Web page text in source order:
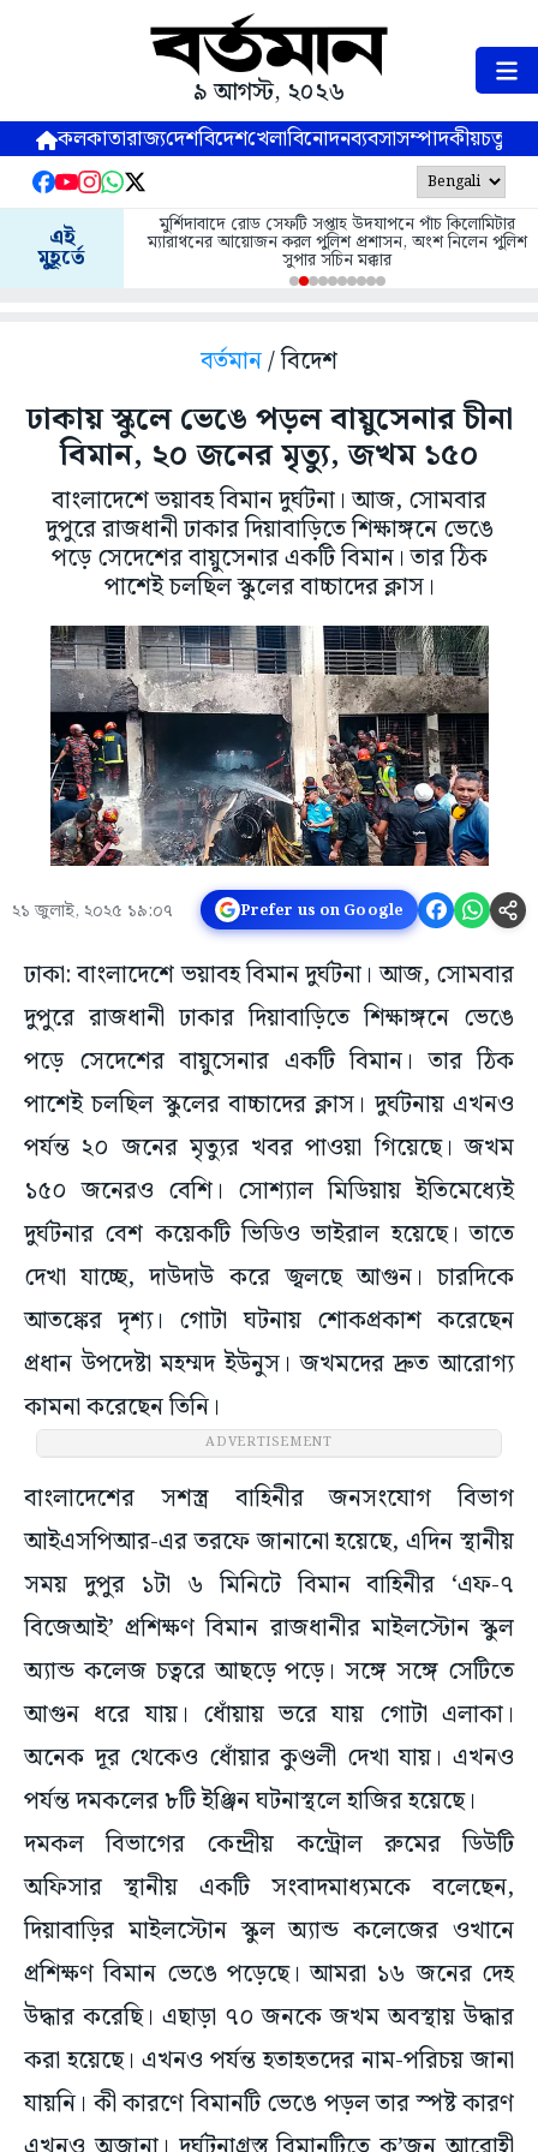
৯ আগস্ট, ২০২৬
কলকাতারাজ্যদেশবিদেশখেলাবিনোদনব্যবসাসম্পাদকীয়
এই
মুহূর্তে
মুর্শিদাবাদে রোড সেফটি সপ্তাহ উদযাপনে পাঁচ কিলোমিটার
ম্যারাথনের আয়োজন করল পুলিশ প্রশাসন, অংশ নিলেন পুলিশ
সুপার সচিন মক্কার
বর্তমান/ বিদেশ
ঢাকায় স্কুলে ভেঙে পড়ল বায়ুসেনার চীনা
বিমান, ২০ জনের মৃত্যু, জখম ১৫০
বাংলাদেশে ভয়াবহ বিমান দুর্ঘটনা। আজ, সোমবার
দুপুরে রাজধানী ঢাকার দিয়াবাড়িতে শিক্ষাঙ্গনে ভেঙে
পড়ে সেদেশের বায়ুসেনার একটি বিমান। তার ঠিক
পাশেই চলছিল স্কুলের বাচ্চাদের ক্লাস।
২১ জুলাই, ২০২৫ ১৯:০৭ Prefer us on Google
ঢাকা: বাংলাদেশে ভয়াবহ বিমান দুর্ঘটনা। আজ, সোমবার
দুপুরে রাজধানী ঢাকার দিয়াবাড়িতে শিক্ষাঙ্গনে ভেঙে
পড়ে সেদেশের বায়ুসেনার একটি বিমান। তার ঠিক
পাশেই চলছিল স্কুলের বাচ্চাদের ক্লাস। দুর্ঘটনায় এখনও
পর্যন্ত ২০ জনের মৃত্যুর খবর পাওয়া গিয়েছে। জখম
১৫০ জনেরও বেশি। সোশ্যাল মিডিয়ায় ইতিমেধ্যেই
দুর্ঘটনার বেশ কয়েকটি ভিডিও ভাইরাল হয়েছে। তাতে
দেখা যাচ্ছে, দাউদাউ করে জ্বলছে আগুন। চারদিকে
আতঙ্কের দৃশ্য। গোটা ঘটনায় শোকপ্রকাশ করেছেন
প্রধান উপদেষ্টা মহম্মদ ইউনুস। জখমদের দ্রুত আরোগ্য
কামনা করেছেন তিনি।
ADVERTISEMENT
বাংলাদেশের সশস্ত্র বাহিনীর জনসংযোগ বিভাগ
আইএসপিআর-এর তরফে জানানো হয়েছে, এদিন স্থানীয়
সময় দুপুর ১টা ৬ মিনিটে বিমান বাহিনীর ‘এফ-৭
বিজেআই’ প্রশিক্ষণ বিমান রাজধানীর মাইলস্টোন স্কুল
অ্যান্ড কলেজ চত্বরে আছড়ে পড়ে। সঙ্গে সঙ্গে সেটিতে
আগুন ধরে যায়। ধোঁয়ায় ভরে যায় গোটা এলাকা।
অনেক দূর থেকেও ধোঁয়ার কুণ্ডলী দেখা যায়। এখনও
পর্যন্ত দমকলের ৮টি ইঞ্জিন ঘটনাস্থলে হাজির হয়েছে।
দমকল বিভাগের কেন্দ্রীয় কন্ট্রোল রুমের ডিউটি
অফিসার স্থানীয় একটি সংবাদমাধ্যমকে বলেছেন,
দিয়াবাড়ির মাইলস্টোন স্কুল অ্যান্ড কলেজের ওখানে
প্রশিক্ষণ বিমান ভেঙে পড়েছে। আমরা ১৬ জনের দেহ
উদ্ধার করেছি। এছাড়া ৭০ জনকে জখম অবস্থায় উদ্ধার
করা হয়েছে। এখনও পর্যন্ত হতাহতদের নাম-পরিচয় জানা
যায়নি। কী কারণে বিমানটি ভেঙে পড়ল তার স্পষ্ট কারণ